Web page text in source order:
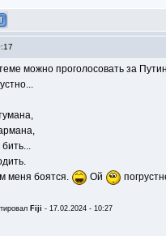
можно проголосовать за
бить...
меня боятся.
Ой
Fiji - 17.02.2024 - 10:27